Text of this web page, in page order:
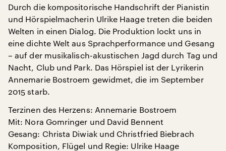
Durch die kompositorische Handschrift der Pianistin
und Hörspielmacherin Ulrike Haage treten die beiden
Welten in einen Dialog. Die Produktion lockt uns in
eine dichte Welt aus Sprachperformance und Gesang
– auf der musikalisch-akustischen Jagd durch Tag und
Nacht, Club und Park. Das Hörspiel ist der Lyrikerin
Annemarie Bostroem gewidmet, die im September
2015 starb.
Terzinen des Herzens: Annemarie Bostroem
Mit: Nora Gomringer und David Bennent
Gesang: Christa Diwiak und Christfried Biebrach
Komposition, Flügel und Regie: Ulrike Haage